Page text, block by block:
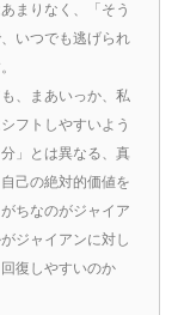
まりなく、「そう
いつでも逃げられ
、まあいっか、私
フトしやすいよう
」とは異なる、真
己の絶対的価値を
ちなのがジャイア
ジャイアンに対し
復しやすいのか